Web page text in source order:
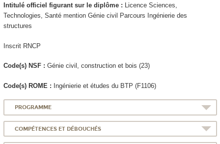
Intitulé officiel figurant sur le diplôme : Licence Sciences,
Technologies, Santé mention Génie civil Parcours Ingénierie des
structures
Inscrit RNCP
Code(s) NSF : Génie civil, construction et bois (23)
Code(s) ROME : Ingénierie et études du BTP (F1106)
PROGRAMME
COMPÉTENCES ET DÉBOUCHÉS